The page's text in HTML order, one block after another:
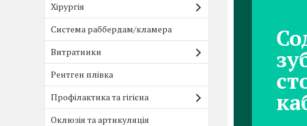
Хірургія
Система раббердам/кламера
Витратники
Рентген плівка
Профілактика та гігієна
Оклюзія та артикуляція